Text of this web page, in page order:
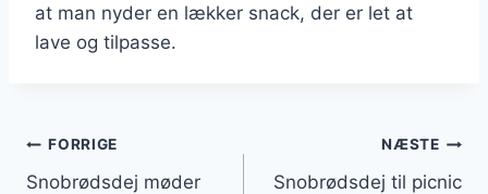
at man nyder en lækker snack, der er let at
lave og tilpasse.
Indlægsnavigation
FORRIGE
Snobrødsdej møder
NÆSTE
Snobrødsdej til picnic